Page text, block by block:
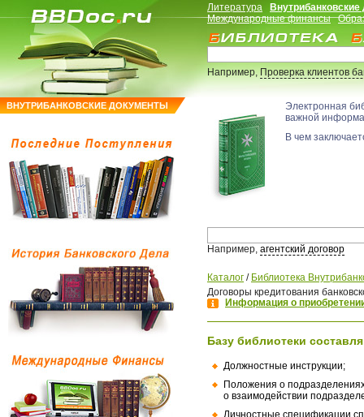
ВНУТРИБАНКОВСКИЕ ДОКУМЕНТЫ
Литература
Международные финансы
Например,Проверка клиентов
Электронная
важной
В чем
Например, агентский договор
Каталог / Библиотека
Договоры кредитования
Информация о
Базу библиотеки
Должностные инструкции;
Положения о
о взаимодействии
Личностные спецификации